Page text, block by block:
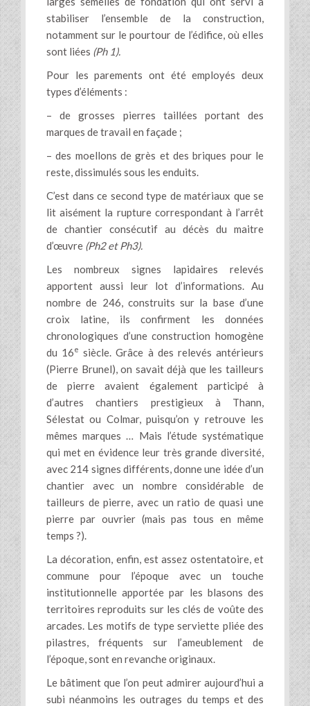
stabiliser l’ensemble de la construction,
notamment sur le pourtour de l’édifice, où elles
sont liées (Ph 1).
Pour les parements ont été employés deux
types d’éléments :
– de grosses pierres taillées portant des
marques de travail en façade ;
– des moellons de grès et des briques pour le
reste, dissimulés sous les enduits.
C’est dans ce second type de matériaux que se
lit aisément la rupture correspondant à l’arrêt
de chantier consécutif au décès du maitre
d’œuvre (Ph2 et Ph3).
Les nombreux signes lapidaires relevés
apportent aussi leur lot d’informations. Au
nombre de 246, construits sur la base d’une
croix latine, ils confirment les données
chronologiques d’une construction homogène
du 16e siècle. Grâce à des relevés antérieurs
(Pierre Brunel), on savait déjà que les tailleurs
de pierre avaient également participé à
d’autres chantiers prestigieux à Thann,
Sélestat ou Colmar, puisqu’on y retrouve les
mêmes marques … Mais l’étude systématique
qui met en évidence leur très grande diversité,
avec 214 signes différents, donne une idée d’un
chantier avec un nombre considérable de
tailleurs de pierre, avec un ratio de quasi une
pierre par ouvrier (mais pas tous en même
temps ?).
La décoration, enfin, est assez ostentatoire, et
commune pour l’époque avec un touche
institutionnelle apportée par les blasons des
territoires reproduits sur les clés de voûte des
arcades. Les motifs de type serviette pliée des
pilastres, fréquents sur l’ameublement de
l’époque, sont en revanche originaux.
Le bâtiment que l’on peut admirer aujourd’hui a
subi néanmoins les outrages du temps et des